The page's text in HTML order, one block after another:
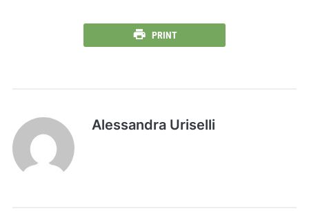
PRINT
Alessandra Uriselli